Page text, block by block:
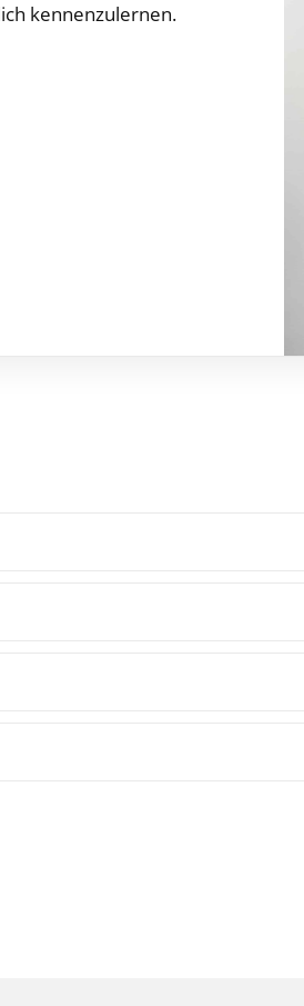
kennenzulernen.